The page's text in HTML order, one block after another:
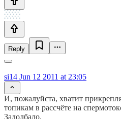
Reply
si14 Jun 12 2011 at 23:05
И, пожалуйста, хватит
топикам в рассчёте на
Задолбало.